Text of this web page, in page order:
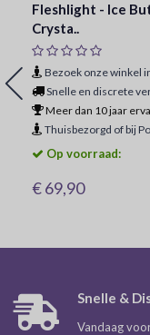
Fleshlight - Ice
Crysta..
Bezoek onze winkel in
Snelle en discrete
Meer dan 10 jaar
Thuisbezorgd of bij PostNL
Op voorraad:
€ 69,90
Snelle &
Vandaag